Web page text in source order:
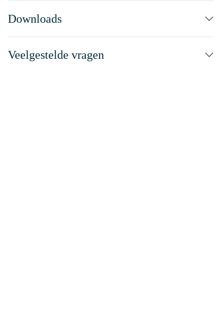
Downloads
Veelgestelde vragen